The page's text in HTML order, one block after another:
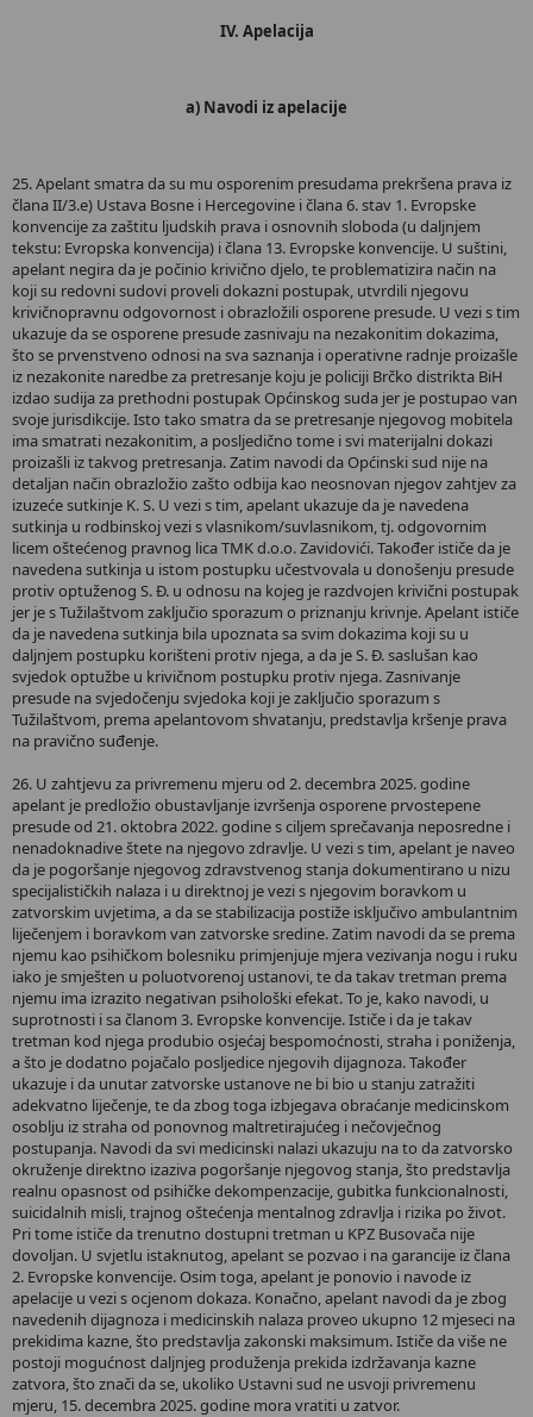
IV. Apelacija
a) Navodi iz apelacije
25. Apelant smatra da su mu osporenim presudama prekršena prava iz
člana II/3.e) Ustava Bosne i Hercegovine i člana 6. stav 1. Evropske
konvencije za zaštitu ljudskih prava i osnovnih sloboda (u daljnjem
tekstu: Evropska konvencija) i člana 13. Evropske konvencije. U suštini,
apelant negira da je počinio krivično djelo, te problematizira način na
koji su redovni sudovi proveli dokazni postupak, utvrdili njegovu
krivičnopravnu odgovornost i obrazložili osporene presude. U vezi s tim
ukazuje da se osporene presude zasnivaju na nezakonitim dokazima,
što se prvenstveno odnosi na sva saznanja i operativne radnje proizašle
iz nezakonite naredbe za pretresanje koju je policiji Brčko distrikta BiH
izdao sudija za prethodni postupak Općinskog suda jer je postupao van
svoje jurisdikcije. Isto tako smatra da se pretresanje njegovog mobitela
ima smatrati nezakonitim, a posljedično tome i svi materijalni dokazi
proizašli iz takvog pretresanja. Zatim navodi da Općinski sud nije na
detaljan način obrazložio zašto odbija kao neosnovan njegov zahtjev za
izuzeće sutkinje K. S. U vezi s tim, apelant ukazuje da je navedena
sutkinja u rodbinskoj vezi s vlasnikom/suvlasnikom, tj. odgovornim
licem oštećenog pravnog lica TMK d.o.o. Zavidovići. Također ističe da je
navedena sutkinja u istom postupku učestvovala u donošenju presude
protiv optuženog S. Đ. u odnosu na kojeg je razdvojen krivični postupak
jer je s Tužilaštvom zaključio sporazum o priznanju krivnje. Apelant ističe
da je navedena sutkinja bila upoznata sa svim dokazima koji su u
daljnjem postupku korišteni protiv njega, a da je S. Đ. saslušan kao
svjedok optužbe u krivičnom postupku protiv njega. Zasnivanje
presude na svjedočenju svjedoka koji je zaključio sporazum s
Tužilaštvom, prema apelantovom shvatanju, predstavlja kršenje prava
na pravično suđenje.
26. U zahtjevu za privremenu mjeru od 2. decembra 2025. godine
apelant je predložio obustavljanje izvršenja osporene prvostepene
presude od 21. oktobra 2022. godine s ciljem sprečavanja neposredne i
nenadoknadive štete na njegovo zdravlje. U vezi s tim, apelant je naveo
da je pogoršanje njegovog zdravstvenog stanja dokumentirano u nizu
specijalističkih nalaza i u direktnoj je vezi s njegovim boravkom u
zatvorskim uvjetima, a da se stabilizacija postiže isključivo ambulantnim
liječenjem i boravkom van zatvorske sredine. Zatim navodi da se prema
njemu kao psihičkom bolesniku primjenjuje mjera vezivanja nogu i ruku
iako je smješten u poluotvorenoj ustanovi, te da takav tretman prema
njemu ima izrazito negativan psihološki efekat. To je, kako navodi, u
suprotnosti i sa članom 3. Evropske konvencije. Ističe i da je takav
tretman kod njega produbio osjećaj bespomoćnosti, straha i poniženja,
a što je dodatno pojačalo posljedice njegovih dijagnoza. Također
ukazuje i da unutar zatvorske ustanove ne bi bio u stanju zatražiti
adekvatno liječenje, te da zbog toga izbjegava obraćanje medicinskom
osoblju iz straha od ponovnog maltretirajućeg i nečovječnog
postupanja. Navodi da svi medicinski nalazi ukazuju na to da zatvorsko
okruženje direktno izaziva pogoršanje njegovog stanja, što predstavlja
realnu opasnost od psihičke dekompenzacije, gubitka funkcionalnosti,
suicidalnih misli, trajnog oštećenja mentalnog zdravlja i rizika po život.
Pri tome ističe da trenutno dostupni tretman u KPZ Busovača nije
dovoljan. U svjetlu istaknutog, apelant se pozvao i na garancije iz člana
2. Evropske konvencije. Osim toga, apelant je ponovio i navode iz
apelacije u vezi s ocjenom dokaza. Konačno, apelant navodi da je zbog
navedenih dijagnoza i medicinskih nalaza proveo ukupno 12 mjeseci na
prekidima kazne, što predstavlja zakonski maksimum. Ističe da više ne
postoji mogućnost daljnjeg produženja prekida izdržavanja kazne
zatvora, što znači da se, ukoliko Ustavni sud ne usvoji privremenu
mjeru, 15. decembra 2025. godine mora vratiti u zatvor.